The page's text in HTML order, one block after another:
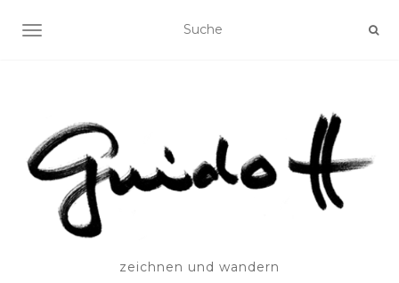
SCHALTE NAVIGATION
zeichnen und wandern